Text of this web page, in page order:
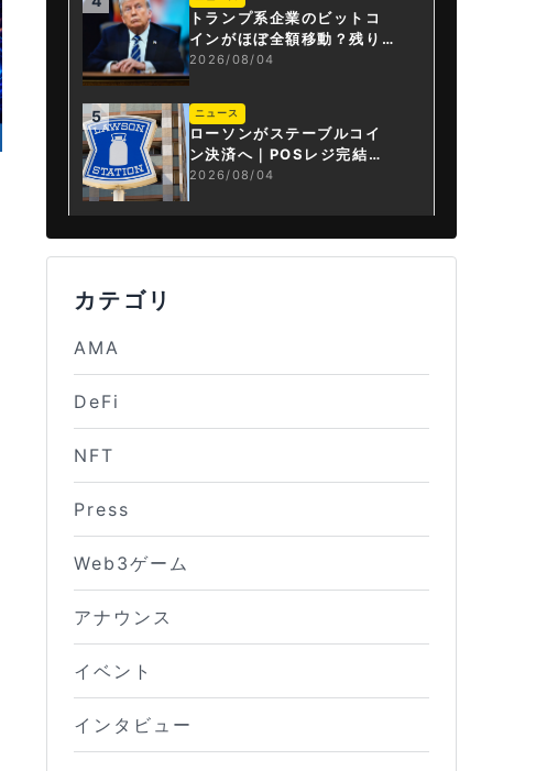
トランプ系企業のビットコ
インがほぼ全額移動？残り
は3.43BTCか
2026/08/04
5 ニュース
ローソンがステーブルコイ
ン決済へ｜POSレジ完結は
国内初
2026/08/04
カテゴリ
AMA
DeFi
NFT
Press
Web3ゲーム
アナウンス
イベント
インタビュー